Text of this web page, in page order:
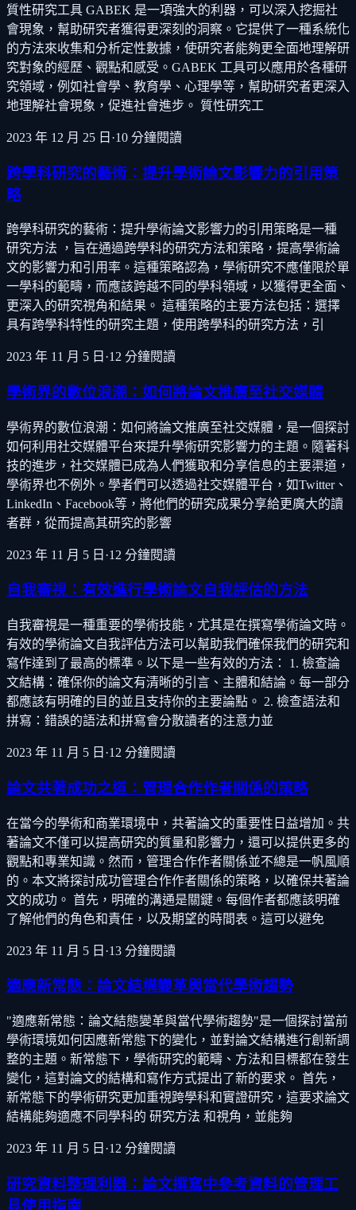
質性研究工具 GABEK 是一項強大的利器，可以深入挖掘社
會現象，幫助研究者獲得更深刻的洞察。它提供了一種系統化
的方法來收集和分析定性數據，使研究者能夠更全面地理解研
究對象的經歷、觀點和感受。GABEK 工具可以應用於各種研
究領域，例如社會學、教育學、心理學等，幫助研究者更深入
地理解社會現象，促進社會進步。 質性研究工
2023 年 12 月 25 日 ·10 分鐘閱讀
跨學科研究的藝術：提升學術論文影響力的引用策
略
跨學科研究的藝術：提升學術論文影響力的引用策略是一種
研究方法 ，旨在通過跨學科的研究方法和策略，提高學術論
文的影響力和引用率。這種策略認為，學術研究不應僅限於單
一學科的範疇，而應該跨越不同的學科領域，以獲得更全面、
更深入的研究視角和結果。 這種策略的主要方法包括：選擇
具有跨學科特性的研究主題，使用跨學科的研究方法，引
2023 年 11 月 5 日 ·12 分鐘閱讀
學術界的數位浪潮：如何將論文推廣至社交媒體
學術界的數位浪潮：如何將論文推廣至社交媒體，是一個探討
如何利用社交媒體平台來提升學術研究影響力的主題。隨著科
技的進步，社交媒體已成為人們獲取和分享信息的主要渠道，
學術界也不例外。學者們可以透過社交媒體平台，如Twitter、
LinkedIn、Facebook等，將他們的研究成果分享給更廣大的讀
者群，從而提高其研究的影響
2023 年 11 月 5 日 ·12 分鐘閱讀
自我審視：有效進行學術論文自我評估的方法
自我審視是一種重要的學術技能，尤其是在撰寫學術論文時。
有效的學術論文自我評估方法可以幫助我們確保我們的研究和
寫作達到了最高的標準。以下是一些有效的方法： 1. 檢查論
文結構：確保你的論文有清晰的引言、主體和結論。每一部分
都應該有明確的目的並且支持你的主要論點。 2. 檢查語法和
拼寫：錯誤的語法和拼寫會分散讀者的注意力並
2023 年 11 月 5 日 ·12 分鐘閱讀
論文共著成功之道：管理合作作者關係的策略
在當今的學術和商業環境中，共著論文的重要性日益增加。共
著論文不僅可以提高研究的質量和影響力，還可以提供更多的
觀點和專業知識。然而，管理合作作者關係並不總是一帆風順
的。本文將探討成功管理合作作者關係的策略，以確保共著論
文的成功。 首先，明確的溝通是關鍵。每個作者都應該明確
了解他們的角色和責任，以及期望的時間表。這可以避免
2023 年 11 月 5 日 ·13 分鐘閱讀
適應新常態：論文結構變革與當代學術趨勢
"適應新常態：論文結態變革與當代學術趨勢"是一個探討當前
學術環境如何因應新常態下的變化，並對論文結構進行創新調
整的主題。新常態下，學術研究的範疇、方法和目標都在發生
變化，這對論文的結構和寫作方式提出了新的要求。 首先，
新常態下的學術研究更加重視跨學科和實證研究，這要求論文
結構能夠適應不同學科的 研究方法 和視角，並能夠
2023 年 11 月 5 日 ·12 分鐘閱讀
研究資料整理利器：論文撰寫中參考資料的管理工
具使用指南